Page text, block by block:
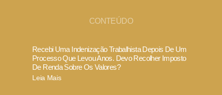
CONTEÚDO
Recebi Uma Indenização Trabalhista Depois De Um
Processo Que Levou Anos. Devo Recolher Imposto
De Renda Sobre Os Valores?
Leia Mais